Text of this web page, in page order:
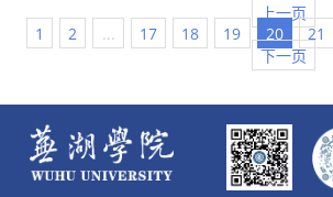
上一页
1
2 ... 17 18 19 20 21
下一页